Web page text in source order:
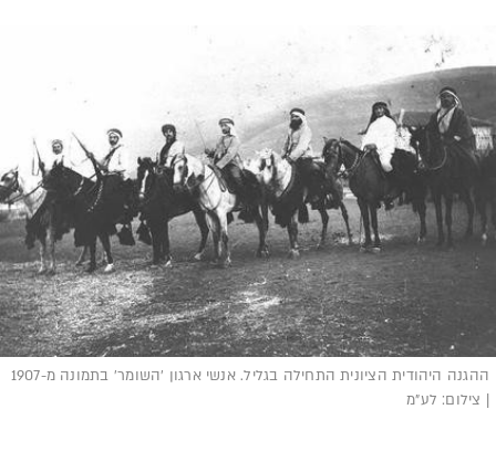
ההגנה היהודית הציונית התחילה בגליל. אנשי ארגון 'השומר' בתמונה מ-1907
| צילום: לע"מ